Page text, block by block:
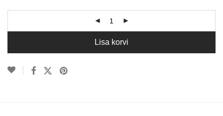
Lisa korvi